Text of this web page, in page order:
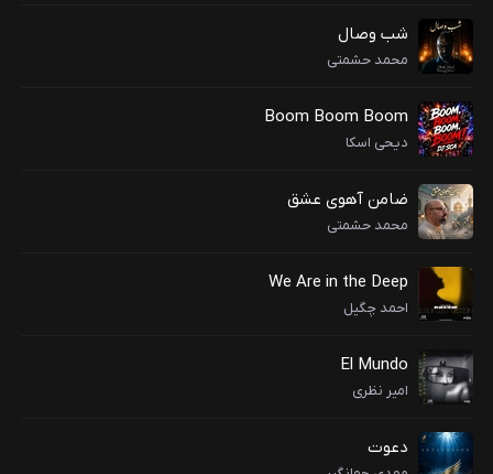
شب وصال
محمد حشمتی
Boom Boom Boom
دیحی اسکا
ضامن آهوی عشق
محمد حشمتی
We Are in the Deep
احمد چگیل
El Mundo
امیر نظری
دعوت